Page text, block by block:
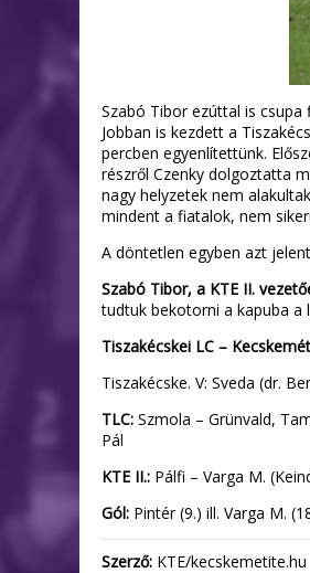
Szabó Tibor ezúttal is
Jobban is kezdett a
percben egyenlítettünk.
részről Czenky dolgoztatta
nagy helyzetek nem
mindent a fiatalok, nem
A döntetlen egyben azt
Szabó Tibor, a KTE II.
tudtuk bekotorni a kapuba a
Tiszakécskei LC –
Tiszakécske. V: Sveda (dr.
TLC: Szmola – Grünvald,
Pál
KTE II.: Pálfi – Varga M.
Gól: Pintér (9.) ill. Varga M.
Szerző: KTE/kecskemetite.hu